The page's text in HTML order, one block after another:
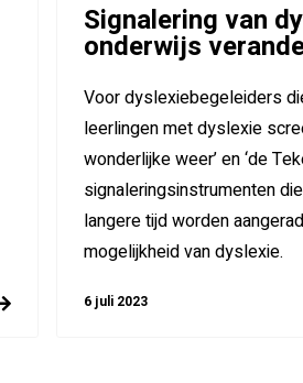
Signalering van
onderwijs
Voor dyslexiebegeleiders
leerlingen met dyslexie
wonderlijke weer’ en ‘de
signaleringsinstrumenten
langere tijd worden
mogelijkheid van dyslexie.
6 juli 2023